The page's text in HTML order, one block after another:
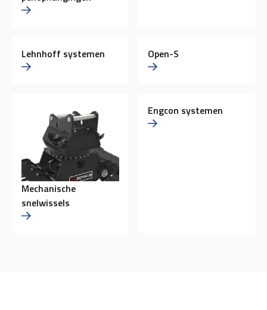
Lehnhoff systemen Open-S
Mechanische
snelwissels
Engcon systemen